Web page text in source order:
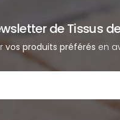
de Tissus
vos produits préférés en